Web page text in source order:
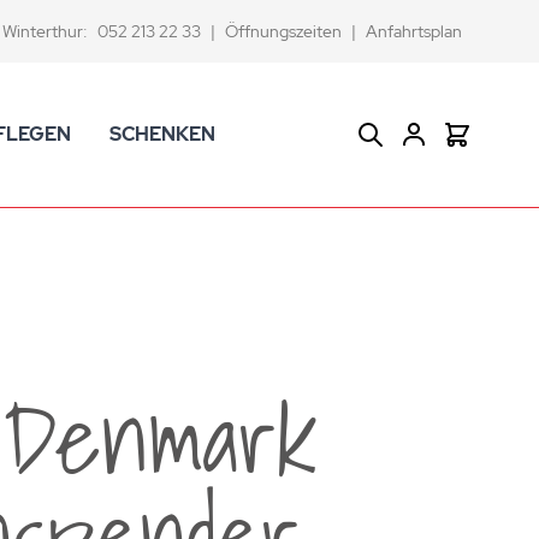
Winterthur: 052 213 22 33 | Öffnungszeiten | Anfahrtsplan
-sprudler
und Ersatzbürsten
Badezimmer-Artikel
SCHENKEN Suche